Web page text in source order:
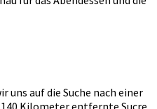
uns auf die Suche nach einer
Kilometer entfernte Sucre.